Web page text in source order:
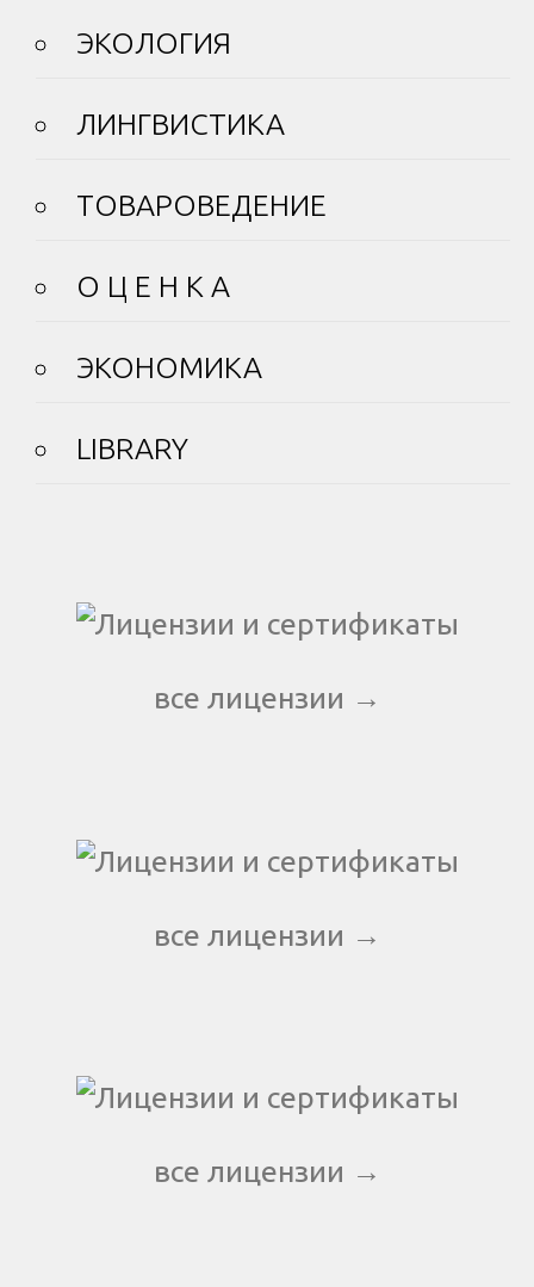
ЭКОЛОГИЯ
ЛИНГВИСТИКА
ТОВАРОВЕДЕНИЕ
О Ц Е Н К А
ЭКОНОМИКА
LIBRARY
все лицензии →
все лицензии →
все лицензии →